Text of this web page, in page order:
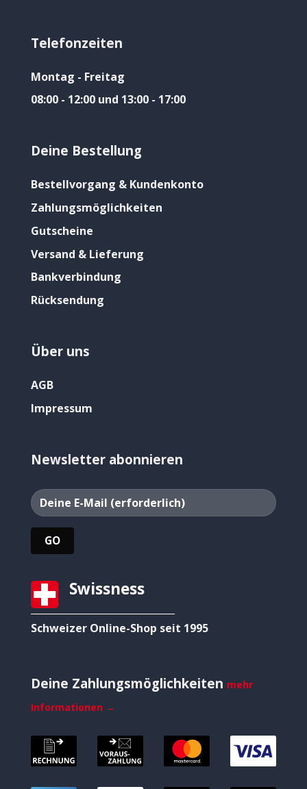
Telefonzeiten
Montag - Freitag
08:00 - 12:00 und 13:00 - 17:00
Deine Bestellung
Bestellvorgang & Kundenkonto
Zahlungsmöglichkeiten
Gutscheine
Versand & Lieferung
Bankverbindung
Rücksendung
Über uns
AGB
Impressum
Newsletter abonnieren
Swissness
Schweizer Online-Shop seit 1995
Deine Zahlungsmöglichkeiten mehr
Informationen →